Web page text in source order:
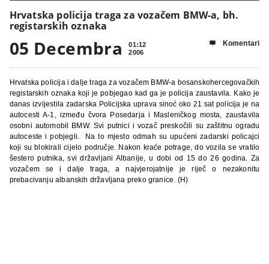
Hrvatska policija traga za vozačem BMW-a, bh.
registarskih oznaka
05 Decembra
01:12
2006
 Komentari
Hrvatska policija i dalje traga za vozačem BMW-a bosanskohercegovačkih
registarskih oznaka koji je pobjegao kad ga je policija zaustavila. Kako je
danas izvijestila zadarska Policijska uprava sinoć oko 21 sat policija je na
autocesti A-1, između čvora Posedarja i Masleničkog mosta, zaustavila
osobni automobil BMW. Svi putnici i vozač preskočili su zaštitnu ogradu
autoceste i pobjegli.
Na to mjesto odmah su upućeni zadarski policajci
koji su blokirali cijelo područje. Nakon kraće potrage, do vozila se vratilo
šestero putnika, svi državljani Albanije, u dobi od 15 do 26 godina. Za
vozačem se i dalje traga, a najvjerojatnije je riječ o nezakonitu
prebacivanju albanskih državljana preko granice. (H)